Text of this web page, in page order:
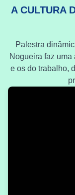
A CULTURA
Palestra
Nogueira faz
e os do trabalho,